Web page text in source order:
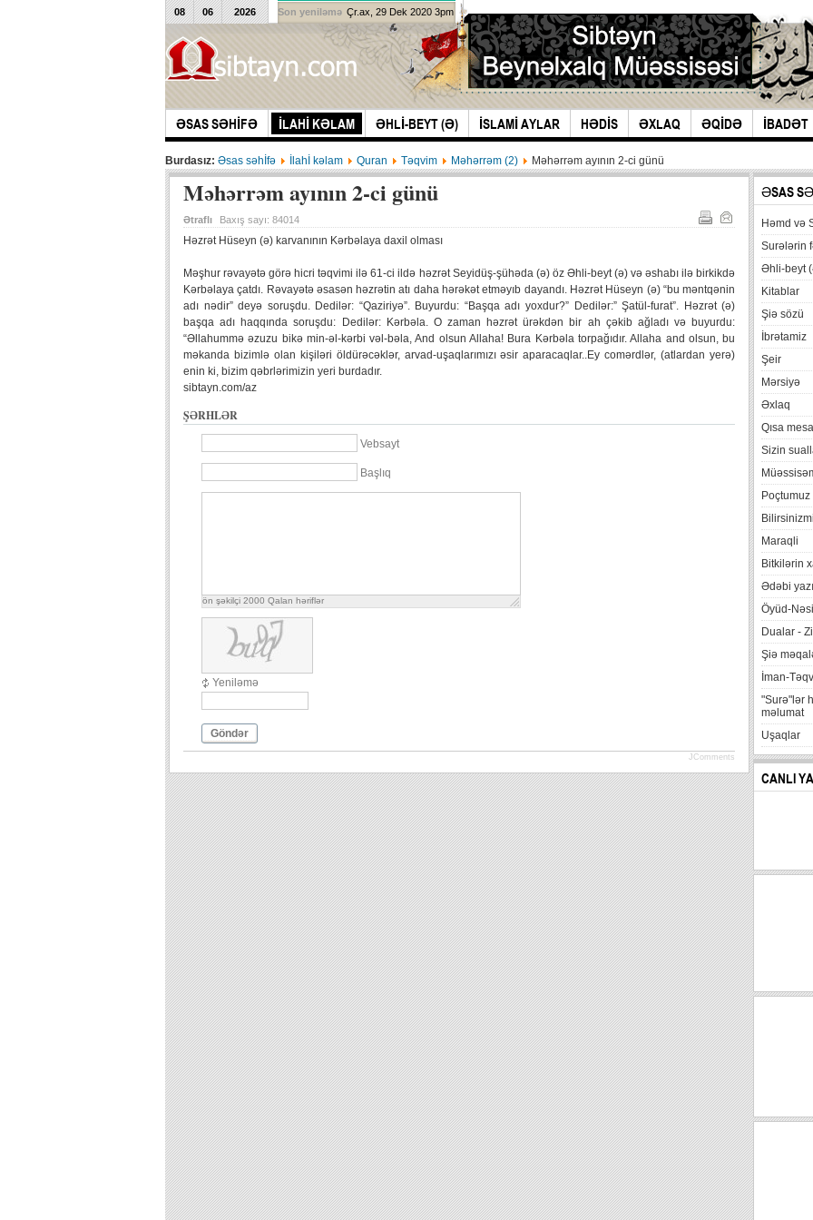
ƏSAS SƏHİFƏ İLAHİ KƏLAM ƏHLİ-BEYT (Ə) İSLAMİ AYLAR HƏDİS ƏXLAQ ƏQİDƏ İBADƏT
08 06 2026 Son yeniləmə Çr.ax, 29 Dek 2020 3pm
Burdasız: Əsas səhİfə İlahİ kəlam Quran Təqvim Məhərrəm (2) Məhərrəm ayının 2-ci günü
Məhərrəm ayının 2-ci günü
Ətraflı Baxış sayı: 84014
Həzrət Hüseyn (ə) karvanının Kərbəlaya daxil olması
Məşhur rəvayətə görə hicri təqvimi ilə 61-ci ildə həzrət Seyidüş-şühəda (ə) öz Əhli-beyt (ə) və əshabı ilə birkikdə
Kərbəlaya çatdı. Rəvayətə əsasən həzrətin atı daha hərəkət etməyıb dayandı. Həzrət Hüseyn (ə) “bu məntqənin
adı nədir” deyə soruşdu. Dedilər: “Qaziriyə”. Buyurdu: “Başqa adı yoxdur?” Dedilər:” Şatül-furat”. Həzrət (ə)
başqa adı haqqında soruşdu: Dedilər: Kərbəla. O zaman həzrət ürəkdən bir ah çəkib ağladı və buyurdu:
“Əllahummə əzuzu bikə min-əl-kərbi vəl-bəla, And olsun Allaha! Bura Kərbəla torpağıdır. Allaha and olsun, bu
məkanda bizimlə olan kişiləri öldürəcəklər, arvad-uşaqlarımızı əsir aparacaqlar..Ey comərdlər, (atlardan yerə)
enin ki, bizim qəbrlərimizin yeri burdadır.
sibtayn.com/az
ŞƏRHLƏR
Vebsayt
Başlıq
ön şəkilçi 2000 Qalan həriflər
Yeniləmə
Göndər
JComments
ƏSAS
Həmd və
Surələrin
Əhli-beyt
Kitablar
Şiə sözü
İbrətamiz
Şeir
Mərsiyə
Əxlaq
Qısa
Sizin
Poçtumuz
Bilirsinizmi
Maraqli
Bitkilərin
Ədəbi
Öyüd-
Dualar -
Şiə
İman-
"Surə"lər
məlumat
Uşaqlar
CANLI